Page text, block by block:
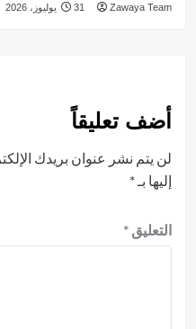
Zawaya Team 31 يوليوز، 2026
أضف تعليقاً
لن يتم نشر عنوان بريدك
إليها بـ*
التعليق*